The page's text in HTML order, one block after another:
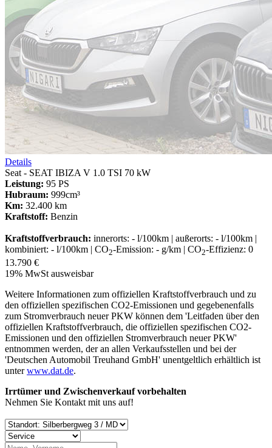
Details
Seat - SEAT IBIZA V 1.0 TSI 70 kW
Leistung: 95 PS
Hubraum: 999cm³
Km: 32.400 km
Kraftstoff: Benzin
Kraftstoffverbrauch: innerorts: - l/100km | außerorts: - l/100km |
kombiniert: - l/100km | CO2-Emission: - g/km | CO2-Effizienz: 0
13.790 €
19% MwSt ausweisbar
Weitere Informationen zum offiziellen Kraftstoffverbrauch und zu
den offiziellen spezifischen CO2-Emissionen und gegebenenfalls
zum Stromverbrauch neuer PKW können dem 'Leitfaden über den
offiziellen Kraftstoffverbrauch, die offiziellen spezifischen CO2-
Emissionen und den offiziellen Stromverbrauch neuer PKW'
entnommen werden, der an allen Verkaufsstellen und bei der
'Deutschen Automobil Treuhand GmbH' unentgeltlich erhältlich ist
unterwww.dat.de.
Irrtümer und Zwischenverkauf vorbehalten
Nehmen Sie Kontakt mit uns auf!